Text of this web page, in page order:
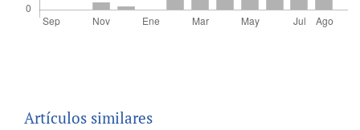
Artículos similares